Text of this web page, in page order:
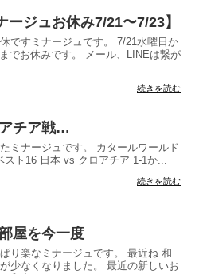
ージュお休み7/21〜7/23】
ですミナージュです。 7/21水曜日か
でお休みです。 メール、LINEは繋が
続きを読む
チア戦…
ミナージュです。 カタールワールド
スト16 日本 vs クロアチア 1-1か...
続きを読む
屋を今一度
り楽なミナージュです。 最近ね 和
少なくなりました。 最近の新しいお